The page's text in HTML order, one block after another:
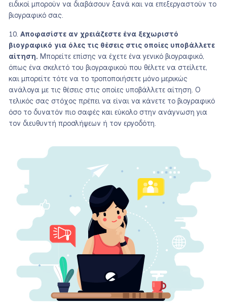
ειδικοί μπορούν να διαβάσουν ξανά και να επεξεργαστούν το
βιογραφικό σας.
Αποφασίστε αν χρειάζεστε ένα ξεχωριστό
βιογραφικό για όλες τις θέσεις στις οποίες υποβάλλετε
αίτηση. Μπορείτε επίσης να έχετε ένα γενικό βιογραφικό,
όπως ένα σκελετό του βιογραφικού που θέλετε να στείλετε,
και μπορείτε τότε να το τροποποιήσετε μόνο μερικώς
ανάλογα με τις θέσεις στις οποίες υποβάλλετε αίτηση. Ο
τελικός σας στόχος πρέπει να είναι να κάνετε το βιογραφικό
όσο το δυνατόν πιο σαφές και εύκολο στην ανάγνωση για
τον διευθυντή προσλήψεων ή τον εργοδότη.